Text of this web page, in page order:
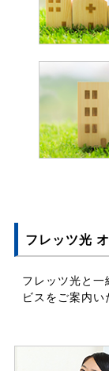
フレッツ光
フレッツ光と一
ビスをご案内い